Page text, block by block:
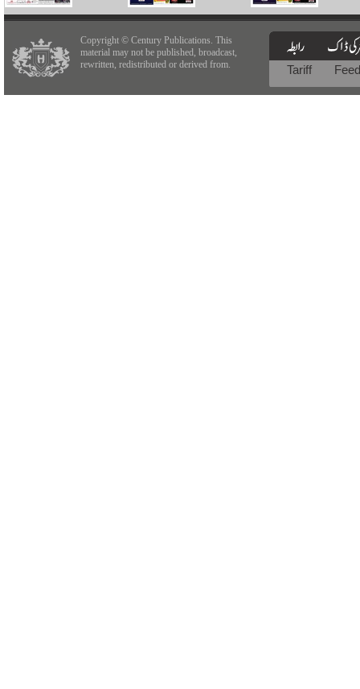
Copyright © Century Publications. This
material may not be published, broadcast,
rewritten, redistributed or derived from.
Tariff